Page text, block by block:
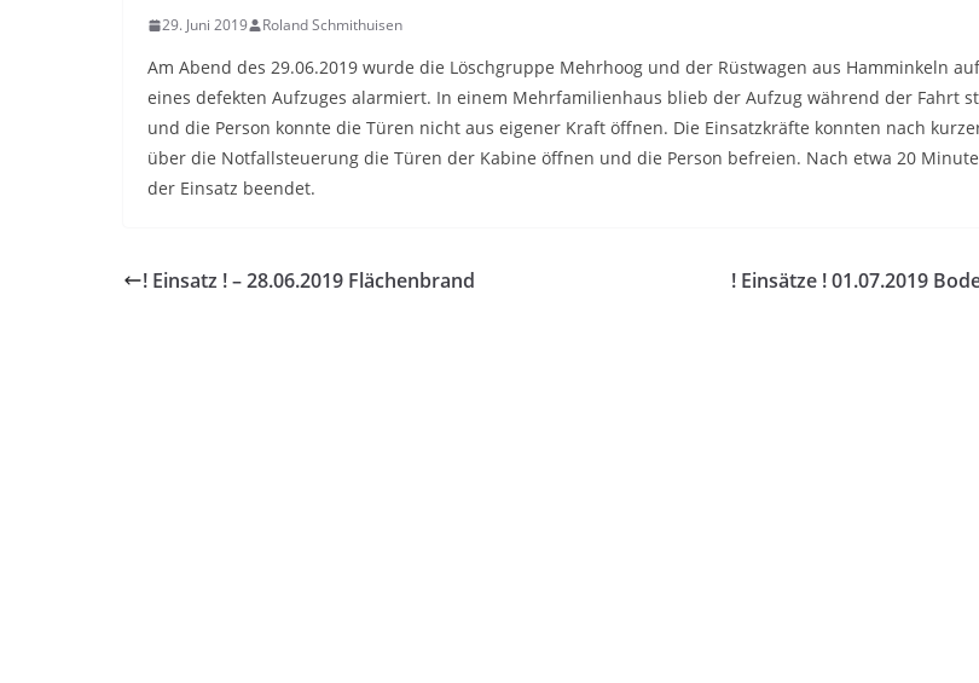
29. Juni 2019 Roland Schmithuisen
Am Abend des 29.06.2019 wurde die Löschgruppe Mehrhoog und der Rüstwagen aus Hamminkeln
eines defekten Aufzuges alarmiert. In einem Mehrfamilienhaus blieb der Aufzug während der Fahrt
und die Person konnte die Türen nicht aus eigener Kraft öffnen. Die Einsatzkräfte konnten nach
über die Notfallsteuerung die Türen der Kabine öffnen und die Person befreien. Nach etwa 20
der Einsatz beendet.
! Einsatz ! – 28.06.2019 Flächenbrand ! Einsätze ! 01.07.2019